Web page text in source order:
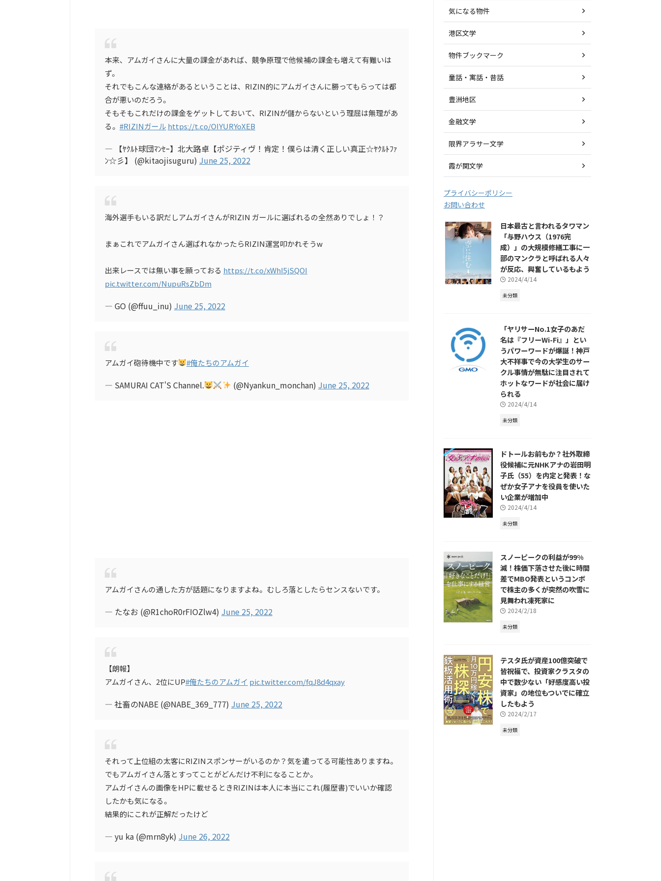
本来、アムガイさんに大量の課金があれば、競争原理で他候補の課金も増えて有難いは
ず。
それでもこんな連絡があるということは、RIZIN的にアムガイさんに勝ってもらっては都
合が悪いのだろう。
そもそもこれだけの課金をゲットしておいて、RIZINが儲からないという理屈は無理があ
る。 #RIZINガール https://t.co/OIYURYoXEB
— 【ﾔｸﾙﾄ球団ﾏﾝｾｰ】北大路卓【ポジティヴ！肯定！僕らは清く正しい真正☆ﾔｸﾙﾄﾌｧ
ﾝ☆彡】 (@kitaojisuguru) June 25, 2022
海外選手もいる訳だしアムガイさんがRIZIN ガールに選ばれるの全然ありでしょ！？
まぁこれでアムガイさん選ばれなかったらRIZIN運営叩かれそうw
出来レースでは無い事を願っておる https://t.co/xWhI5jSQOI
pic.twitter.com/NupuRsZbDm
— GO (@ffuu_inu) June 25, 2022
アムガイ砲待機中です #俺たちのアムガイ
— SAMURAI CAT'S Channel. (@Nyankun_monchan) June 25, 2022
アムガイさんの通した方が話題になりますよね。むしろ落としたらセンスないです。
— たなお (@R1choR0rFIOZlw4) June 25, 2022
【朗報】
アムガイさん、2位にUP#俺たちのアムガイ pic.twitter.com/fqJ8d4qxay
— 社畜のNABE (@NABE_369_777) June 25, 2022
それって上位組の太客にRIZINスポンサーがいるのか？気を遣ってる可能性ありますね。
でもアムガイさん落とすってことがどんだけ不利になることか。
アムガイさんの画像をHPに載せるときRIZINは本人に本当にこれ(履歴書)でいいか確認
したかも気になる。
結果的にこれが正解だったけど
— yu ka (@mrn8yk) June 26, 2022
気になる物件
港区文学
物件ブックマーク
童話・寓話・昔話
豊洲地区
金融文学
限界アラサー文学
霞が関文学
プライバシーポリシー
お問い合わせ
日本最古と言われるタワマン
「与野ハウス（1976完
成）」の大規模修繕工事に一
部のマンクラと呼ばれる人々
が反応、興奮しているもよう
2024/4/14
未分類
「ヤリサーNo.1女子のあだ
名は『フリーWi-Fi』」とい
うパワーワードが爆誕！神戸
大不祥事で今の大学生のサー
クル事情が無駄に注目されて
ホットなワードが社会に届け
られる
2024/4/14
未分類
ドトールお前もか？社外取締
役候補に元NHKアナの岩田明
子氏（55）を内定と発表！な
ぜか女子アナを役員を使いた
い企業が増加中
2024/4/14
未分類
スノーピークの利益が99%
減！株価下落させた後に時間
差でMBO発表というコンボ
で株主の多くが突然の吹雪に
見舞われ凍死家に
2024/2/18
未分類
テスタ氏が資産100億突破で
皆祝福で、投資家クラスタの
中で数少ない「好感度高い投
資家」の地位もついでに確立
したもよう
2024/2/17
未分類